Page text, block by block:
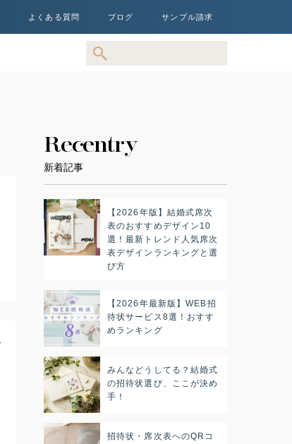
よくある質問 ブログ サンプル請求
Recentry
新着記事
【2026年版】結婚式席次
表のおすすめデザイン10
選！最新トレンド人気席次
表デザインランキングと選
び方
【2026年最新版】WEB招
待状サービス8選！おすす
めランキング
みんなどうしてる？結婚式
の招待状選び、ここが決め
手！
招待状・席次表へのQRコ